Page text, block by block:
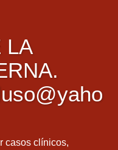
LA
casos clínicos,